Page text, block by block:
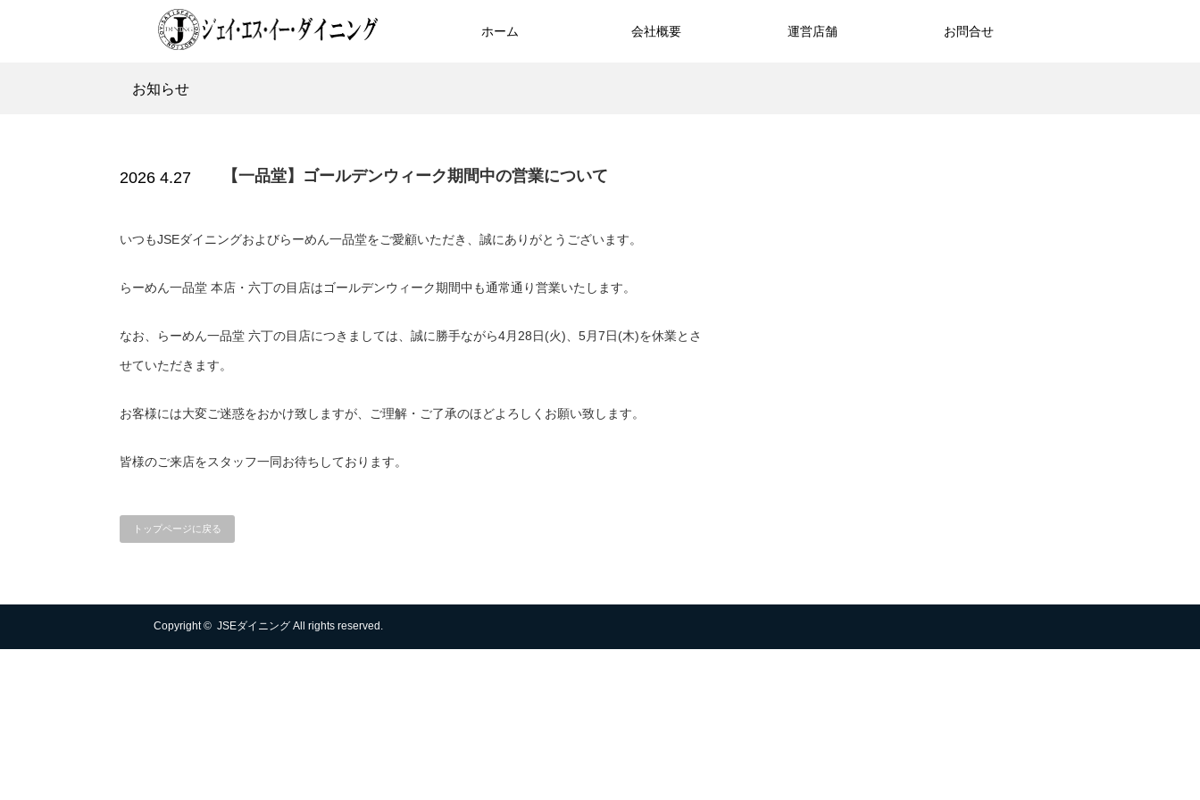
ホーム 会社概要 運営店舗 お問合せ
お知らせ
2026 4.27 【一品堂】ゴールデンウィーク期間中の営業について
いつもJSEダイニングおよびらーめん一品堂をご愛顧いただき、誠にありがとうございます。
らーめん一品堂 本店・六丁の目店はゴールデンウィーク期間中も通常通り営業いたします。
なお、らーめん一品堂 六丁の目店につきましては、誠に勝手ながら4月28日(火)、5月7日(木)を休業とさ
せていただきます。
お客様には大変ご迷惑をおかけ致しますが、ご理解・ご了承のほどよろしくお願い致します。
皆様のご来店をスタッフ一同お待ちしております。
トップページに戻る
Copyright © JSEダイニング All rights reserved.